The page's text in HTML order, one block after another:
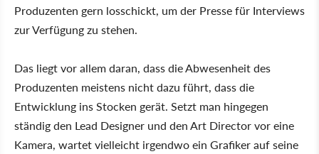
Produzenten gern losschickt, um der Presse für Interviews
zur Verfügung zu stehen.
Das liegt vor allem daran, dass die Abwesenheit des
Produzenten meistens nicht dazu führt, dass die
Entwicklung ins Stocken gerät. Setzt man hingegen
ständig den Lead Designer und den Art Director vor eine
Kamera, wartet vielleicht irgendwo ein Grafiker auf seine